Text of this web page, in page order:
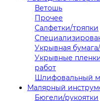
Ветошь
Прочее
Салфетки/тряпки
Укрывная
Укрывные
работ
Шлифовальный
Малярный
Бюгели/рукоятки